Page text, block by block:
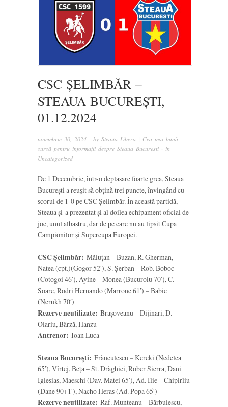
CSC ȘELIMBĂR –
STEAUA BUCUREȘTI,
01.12.2024
noiembrie 30, 2024 · by Steaua Libera | Cea mai bună
sursă pentru informații despre Steaua București · in
Uncategorized
De 1 Decembrie, într-o deplasare foarte grea, Steaua
București a reușit să obțină trei puncte, învingând cu
scorul de 1-0 pe CSC Șelimbăr. În această partidă,
Steaua și-a prezentat și al doilea echipament oficial de
joc, unul albastru, dar de pe care nu au lipsit Cupa
Campionilor și Supercupa Europei.
CSC Șelimbăr: Măluțan – Buzan, R. Gherman,
Natea (cpt.)(Gogor 52′), S. Șerban – Rob. Boboc
(Cotogoi 46′), Ayine – Monea (Bucuroiu 70′), C.
Soare, Rodri Hernando (Marrone 61′) – Babic
(Nerukh 70′)
Rezerve neutilizate: Brașoveanu – Dijinari, D.
Olariu, Bârză, Hanzu
Antrenor: Ioan Luca
Steaua București: Frănculescu – Kereki (Nedelea
65′), Vîrtej, Beța – St. Drăghici, Rober Sierra, Dani
Iglesias, Maeschi (Dav. Matei 65′), Ad. Ilie – Chipirliu
(Dane 90+1′), Nacho Heras (Ad. Popa 65′)
Rezerve neutilizate: Raf. Munteanu – Bărbulescu,